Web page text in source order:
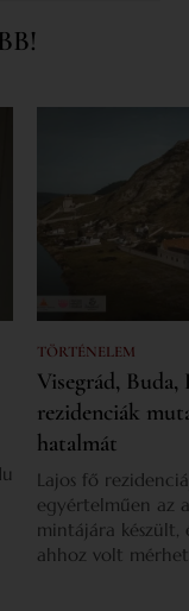
TÖRTÉNELEM
Visegrád,
rezidenciák
hatalmát
Lajos fő
egyértelműen az
mintájára készült,
ahhoz volt